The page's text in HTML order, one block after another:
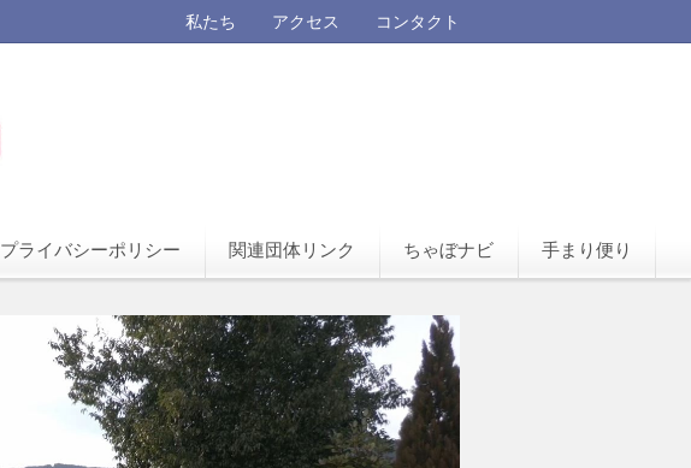
私たち アクセス コンタクト
プライバシーポリシー 関連団体リンク ちゃぼナビ 手まり便り